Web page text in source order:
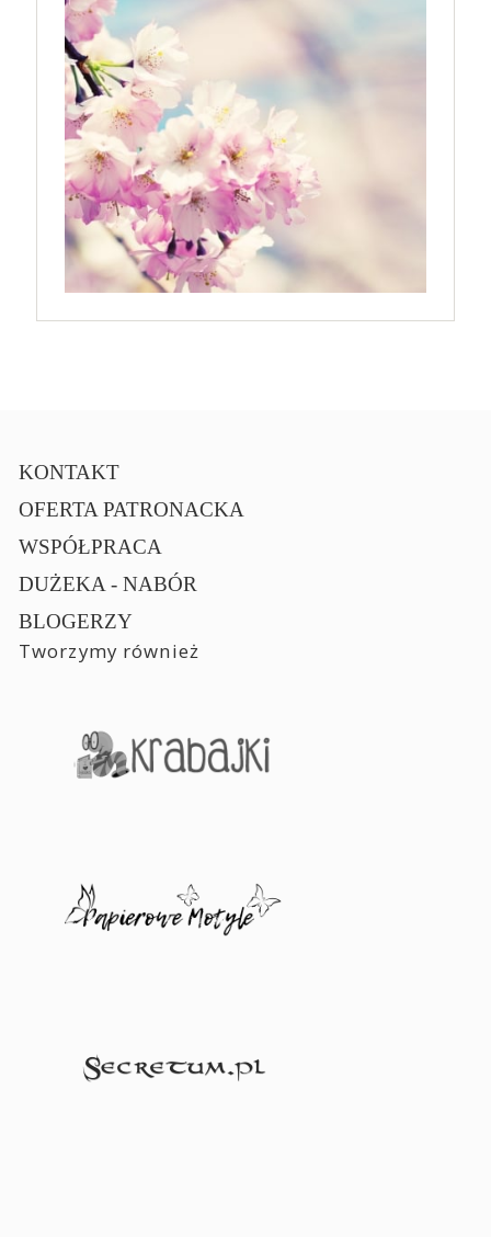
KONTAKT
OFERTA PATRONACKA
WSPÓŁPRACA
DUŻEKA - NABÓR
BLOGERZY
Tworzymy również